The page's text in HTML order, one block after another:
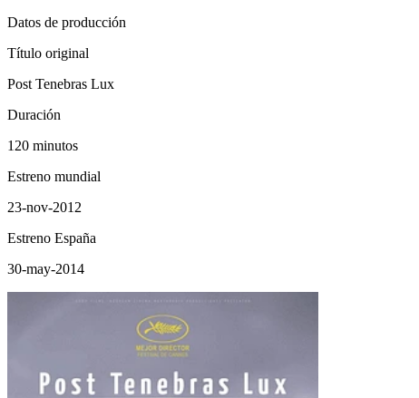
Datos de producción
Título original
Post Tenebras Lux
Duración
120 minutos
Estreno mundial
23-nov-2012
Estreno España
30-may-2014